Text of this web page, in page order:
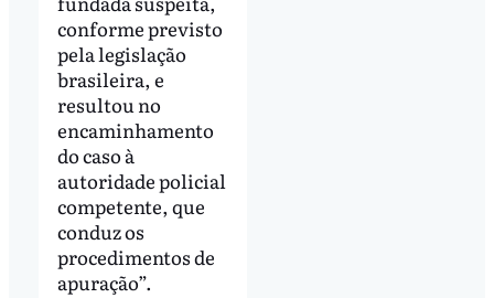
conforme previsto
pela legislação
brasileira, e
resultou no
encaminhamento
do caso à
autoridade policial
competente, que
conduz os
procedimentos de
apuração”.